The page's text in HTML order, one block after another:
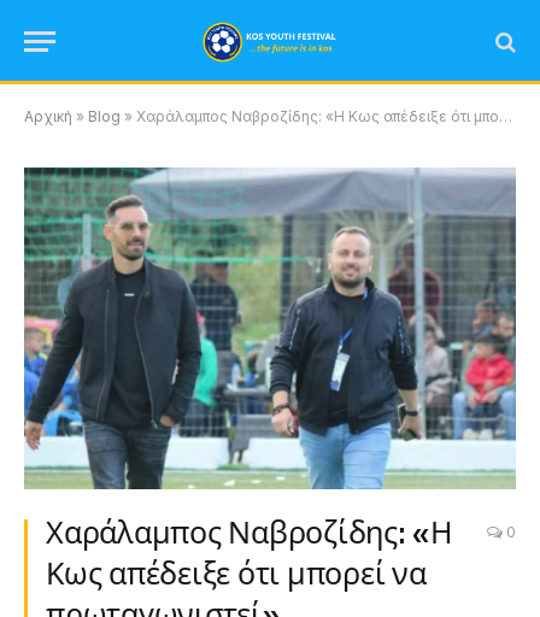
Αρχική » Blog » Χαράλαμπος Ναβροζίδης: «Η Κως απέδειξε ότι μπορεί να πρωταγωνιστεί»
Χαράλαμπος Ναβροζίδης: «Η
Κως απέδειξε ότι μπορεί να
0